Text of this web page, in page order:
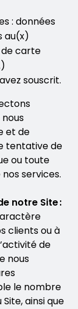
: données
au(x)
carte
souscrit.
et de
tentative de
ou toute
services.
notre Site :
clients ou à
de
nous
le nombre
ainsi que